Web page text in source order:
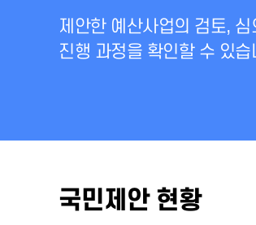
제안한 예산사업의 검토,
진행 과정을 확인할 수 있습
국민제안 현황